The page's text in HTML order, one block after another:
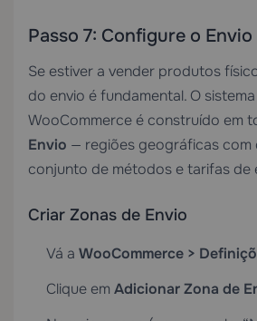
Passo 7: Configure o Envio
Se estiver a vender produtos
do envio é fundamental. O
WooCommerce é construído em
Envio — regiões geográficas com
conjunto de métodos e tarifas de
Criar Zonas de Envio
Vá a WooCommerce >
Clique em Adicionar Zona de